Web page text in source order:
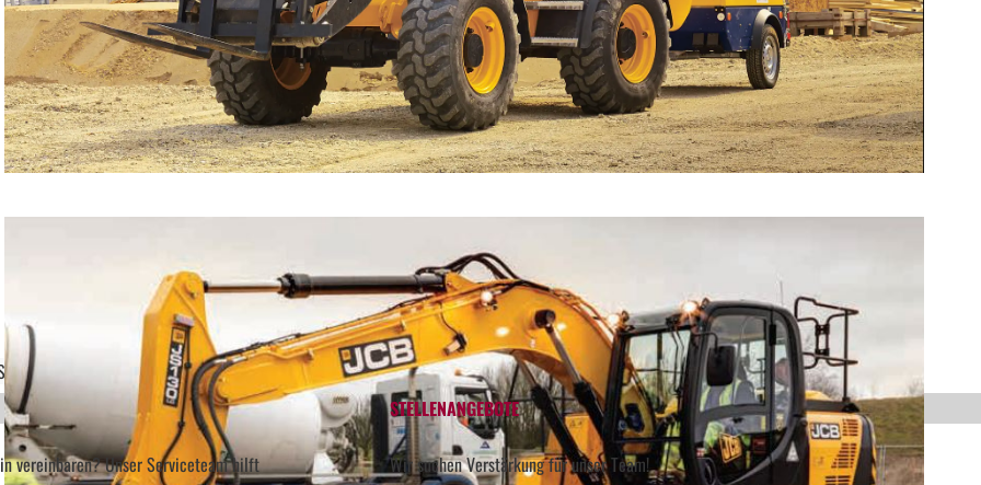
Handel
Baumaschinenprogramm
vereinbaren? Unser Serviceteam hilft
STELLENANGEBOTE
Wir suchen Verstärkung für unser Team!